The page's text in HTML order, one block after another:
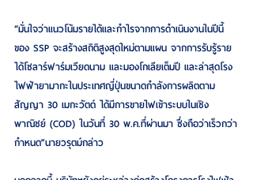
“มั่นใจว่าแนวโน้มรายได้และกำไรจากการดำเนินงานในปีนี้
ของ SSP จะสร้างสถิติสูงสุดใหม่ตามแผน จากการรับรู้ราย
ได้โซลาร์ฟาร์มเวียดนาม และมองโกเลียเต็มปี และล่าสุดโรง
ไฟฟ้ายามากะในประเทศญี่ปุ่นขนาดกำลังการผลิตตาม
สัญญา 30 เมกะวัตต์ ได้มีการขายไฟเข้าระบบในเชิง
พาณิชย์ (COD) ในวันที่ 30 พ.ค.ที่ผ่านมา ซึ่งถือว่าเร็วกว่า
กำหนด”นายวรุตม์กล่าว